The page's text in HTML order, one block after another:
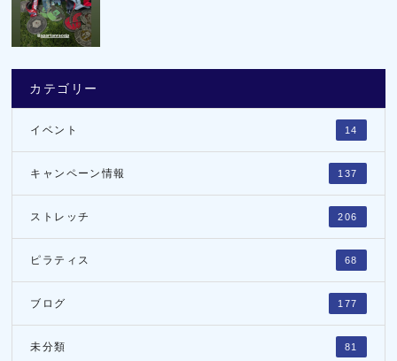
カテゴリー
イベント 14
キャンペーン情報 137
ストレッチ 206
ピラティス 68
ブログ 177
未分類 81